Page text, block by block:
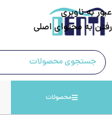
عبور به ناوبری
رفتن به محتوای اصلی
محصولات